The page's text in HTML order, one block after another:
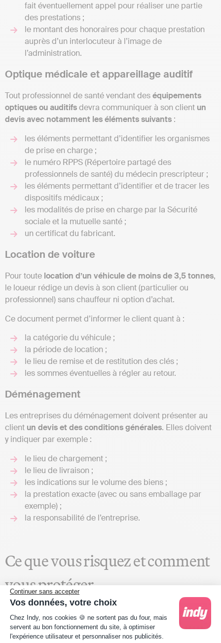
Continuer sans accepter
Vos données, votre choix
Plateforme de Gestion du Consentement :
Chez Indy, nos cookies 🍪 ne sortent pas du four, mais
servent au bon fonctionnement du site, à optimiser
l'expérience utilisateur et personnaliser nos publicités.
fait éventuellement appel pour réaliser une partie
des prestations ;
le montant des honoraires pour chaque prestation
auprès d’un interlocuteur à l’image de
l’administration.
Optique médicale et appareillage auditif
Tout professionnel de santé vendant deséquipements
optiques ou auditifsdevra communiquer à son client un
devis avec notamment les éléments suivants :
les éléments permettant d’identifier les organismes
de prise en charge ;
le numéro RPPS (Répertoire partagé des
professionnels de santé) du médecin prescripteur ;
les éléments permettant d’identifier et de tracer les
dispositifs médicaux ;
les modalités de prise en charge par la Sécurité
sociale et la mutuelle santé ;
un certificat du fabricant.
Location de voiture
Pour toute location d’un véhicule de moins de 3,5 tonnes,
le loueur rédige un devis à son client (particulier ou
professionnel) sans chauffeur ni option d’achat.
Ce document permet d’informer le client quant à :
la catégorie du véhicule ;
la période de location ;
le lieu de remise et de restitution des clés ;
les sommes éventuelles à régler au retour.
Déménagement
Les entreprises du déménagement doivent présenter au
client un devis et des conditions générales. Elles doivent
y indiquer par exemple :
le lieu de chargement ;
le lieu de livraison ;
les indications sur le volume des biens ;
la prestation exacte (avec ou sans emballage par
exemple) ;
la responsabilité de l’entreprise.
Ce que vous risquez et comment
vous protéger
Les sanctions en cas de non-remise du
devis